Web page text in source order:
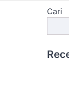
Cari